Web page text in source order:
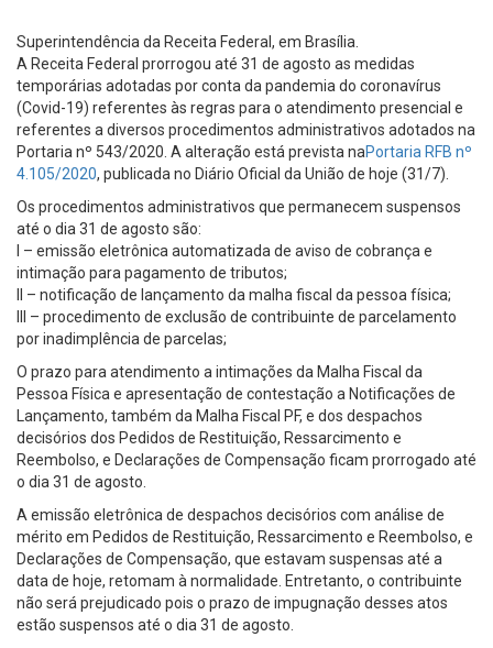
Superintendência da Receita Federal, em Brasília.
A Receita Federal prorrogou até 31 de agosto as medidas
temporárias adotadas por conta da pandemia do coronavírus
(Covid-19) referentes às regras para o atendimento presencial e
referentes a diversos procedimentos administrativos adotados na
Portaria nº 543/2020. A alteração está prevista naPortaria RFB nº
4.105/2020, publicada no Diário Oficial da União de hoje (31/7).
Os procedimentos administrativos que permanecem suspensos
até o dia 31 de agosto são:
I – emissão eletrônica automatizada de aviso de cobrança e
intimação para pagamento de tributos;
II – notificação de lançamento da malha fiscal da pessoa física;
III – procedimento de exclusão de contribuinte de parcelamento
por inadimplência de parcelas;
O prazo para atendimento a intimações da Malha Fiscal da
Pessoa Física e apresentação de contestação a Notificações de
Lançamento, também da Malha Fiscal PF, e dos despachos
decisórios dos Pedidos de Restituição, Ressarcimento e
Reembolso, e Declarações de Compensação ficam prorrogado até
o dia 31 de agosto.
A emissão eletrônica de despachos decisórios com análise de
mérito em Pedidos de Restituição, Ressarcimento e Reembolso, e
Declarações de Compensação, que estavam suspensas até a
data de hoje, retomam à normalidade. Entretanto, o contribuinte
não será prejudicado pois o prazo de impugnação desses atos
estão suspensos até o dia 31 de agosto.